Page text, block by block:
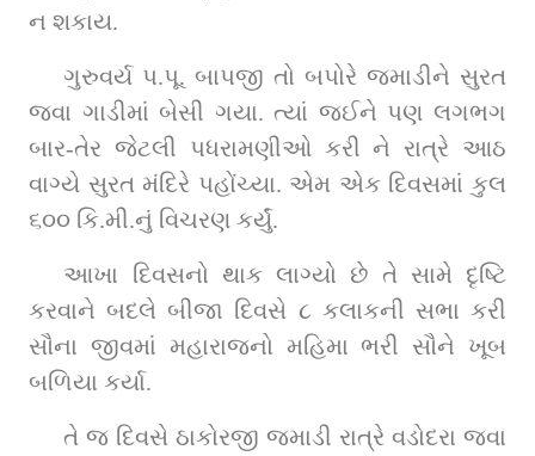
ન શકાય.
ગુરુવર્ય પ.પૂ. બાપજી તો બપોરે જમાડીને સુરત
જવા ગાડીમાં બેસી ગયા. ત્યાં જઈને પણ લગભગ
બાર-તેર જેટલી પધરામણીઓ કરી ને રાત્રે આઠ
વાગ્યે સુરત મંદિરે પહોંચ્યા. એમ એક દિવસમાં કુલ
૬૦૦ કિ.મી.નું વિચરણ કર્યું.
આખા દિવસનો થાક લાગ્યો છે તે સામે દૃષ્ટિ
કરવાને બદલે બીજા દિવસે ૮ કલાકની સભા કરી
સૌના જીવમાં મહારાજનો મહિમા ભરી સૌને ખૂબ
બળિયા કર્યા.
તે જ દિવસે ઠાકોરજી જમાડી રાત્રે વડોદરા જવા